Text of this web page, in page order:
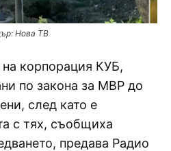
Нова ТВ
корпорация КУБ,
по закона за МВР до
след като е
с тях, съобщиха
предава Радио